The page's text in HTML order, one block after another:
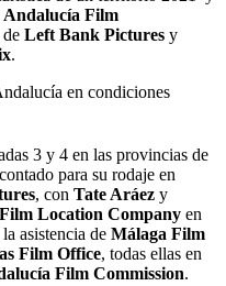
Andalucía Film
de Left Bank Pictures y
.
3 y 4 en las provincias de
para su rodaje en
, con Tate Aráez y
Location Company en
asistencia de Málaga Film
Film Office, todas ellas en
Film Commission.